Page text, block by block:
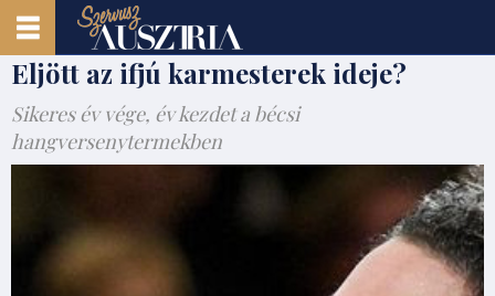
Eljött az ifjú karmesterek ideje?
Sikeres év vége, év kezdet a bécsi
hangversenytermekben